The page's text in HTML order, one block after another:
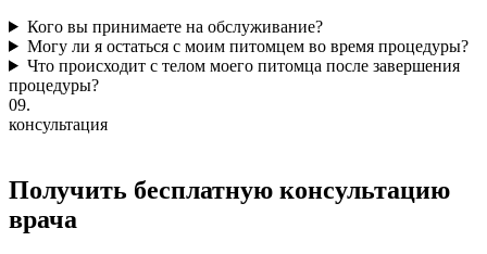
Кого вы принимаете на обслуживание?
Могу ли я остаться с моим питомцем во время процедуры?
Что происходит с телом моего питомца после завершения
процедуры?
09.
консультация
Получить бесплатную консультацию
врача